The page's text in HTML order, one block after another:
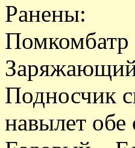
Ранены:
Помкомбатр
Заряжающий
Подносчик
навылет обе